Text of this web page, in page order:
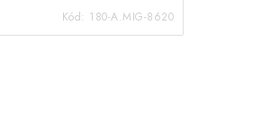
Kód: 180-A.MIG-8620